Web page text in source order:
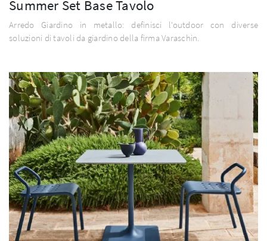
Summer Set Base Tavolo
Arredo Giardino in metallo: definisci l'outdoor con diverse
soluzioni di tavoli da giardino della firma Varaschin.